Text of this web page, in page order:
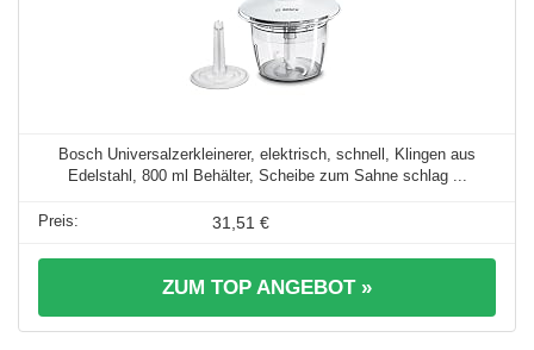
Bosch Universalzerkleinerer, elektrisch, schnell, Klingen aus
Edelstahl, 800 ml Behälter, Scheibe zum Sahne schlag ...
31,51 €
ZUM TOP ANGEBOT »